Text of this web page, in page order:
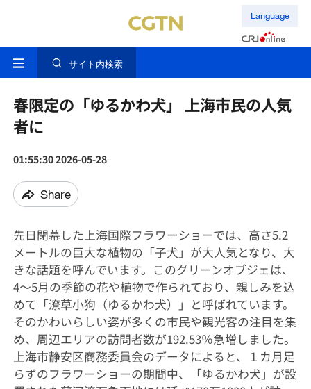
Language
サイト内検索
春限定の「ゆるかわ犬」 上海市民の人気
者に
01:55:30 2026-05-28
Share
先日閉幕した上海国際フラワーショーでは、高さ5.2
メートルの巨大な植物の「子犬」が大人気となり、大
きな話題を呼んでいます。このグリーンオブジェは、
4～5月の季節の花や植物で作られており、親しみを込
めて「潦草小狗（ゆるかわ犬）」と呼ばれています。
そのかわいらしい姿が多くの市民や観光客の注目を集
め、周辺エリアの訪問者数が192.53％急増しました。
上海市静安区商務委員会のデータによると、１カ月足
らずのフラワーショーの期間中、「ゆるかわ犬」が設